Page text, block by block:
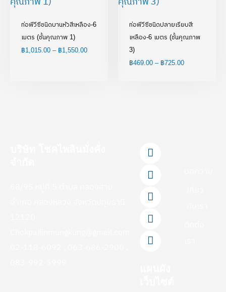
ท่อพีวีซีชนิดบานหัวสีเหลือง-6
เมตร (ชั้นคุณภาพ 1)
฿1,015.00 – ฿1,550.00
ท่อพีวีซีชนิดปลายเรียบสี
เหลือง-6 เมตร (ชั้นคุณภาพ
3)
฿469.00 – ฿725.00
F
a
c
e
b
o
k
f
L
i
n
e
Y
o
u
t
u
b
T
i
k
t
o
k
I
n
s
t
a
g
a